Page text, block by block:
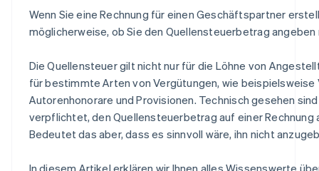
Wenn Sie eine Rechnung für einen Geschäftspartner
möglicherweise, ob Sie den Quellensteuerbetrag angeben
Die Quellensteuer gilt nicht nur für die Löhne von
für bestimmte Arten von Vergütungen, wie beispielsweise
Autorenhonorare und Provisionen. Technisch gesehen
verpflichtet, den Quellensteuerbetrag auf einer Rechnung
Bedeutet das aber, dass es sinnvoll wäre, ihn nicht
In diesem Artikel erklären wir Ihnen alles Wissenswerte